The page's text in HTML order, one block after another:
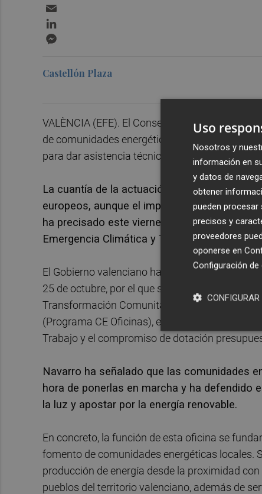
Castellón Plaza
VALÈNCIA (EFE). El Consell optará a fondos
de comunidades energéticas locales, que será
para dar asistencia técnica, administrativa y
La cuantía de la actuación es de 682.182
europeos, aunque el importe está
ha precisado este viernes en rueda de
Emergencia Climática y Transición
El Gobierno valenciano ha aprobado participar
25 de octubre, por el que se aprueban las
Transformación Comunitaria (OTC) para la
(Programa CE Oficinas), en el marco del Plan
Trabajo y el compromiso de dotación
Navarro ha señalado que las comunidades
hora de ponerlas en marcha y ha defendido
la luz y apostar por la energía renovable.
En concreto, la función de esta oficina se
fomento de comunidades energéticas locales.
producción de energía desde la proximidad
pueblos del territorio valenciano, además de
Uso
Nosotros y
información en
y datos de
obtener
pueden
precisos y
proveedores
oponerse en
Configuración de
CONFIGURAR